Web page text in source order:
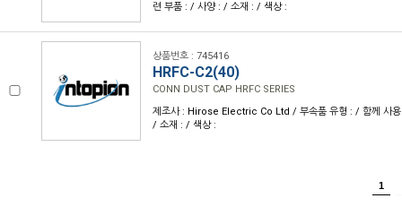
련 부품 : / 사양 : / 소재 : / 색상 :
상품번호 : 745416
HRFC-C2(40)
CONN DUST CAP HRFC SERIES
제조사 : Hirose Electric Co Ltd / 부속품 유형 : / 함께 사
/ 소재 : / 색상 :
1